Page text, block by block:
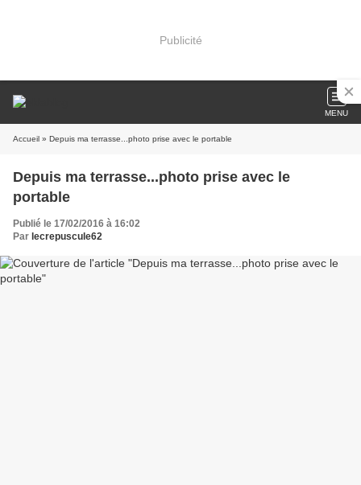
Publicité
MENU
Accueil » Depuis ma terrasse...photo prise avec le portable
Depuis ma terrasse...photo prise avec le
portable
Publié le 17/02/2016 à 16:02
Par lecrepuscule62